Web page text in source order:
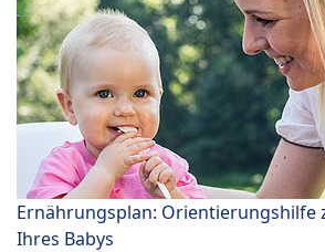
Ernährungsplan: Orientierungshilfe
Ihres Babys